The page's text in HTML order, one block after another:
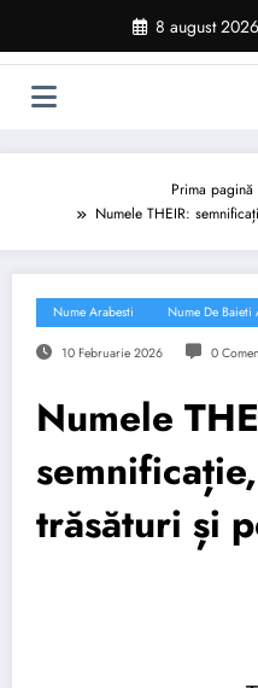
conținut
8 august 2026
Prima pagină
Numele THEIR:
Nume Arabesti Nume De Baieti
10 Februarie 2026 0
Numele
trăsături și